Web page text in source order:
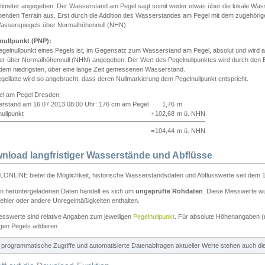
angegeben. Der Wasserstand am Pegel sagt somit weder etwas über die lokale
Terrain aus. Erst durch die Addition des Wasserstandes am Pegel mit dem
über Normalhöhennull (NHN).
(PNP):
eines Pegels ist, im Gegensatz zum Wasserstand am Pegel, absolut und wird
über Normalhöhennull (NHN) angegeben. Der Wert des Pegelnullpunktes wird durch den
niedrigsten, über eine lange Zeit gemessenen Wasserstand.
wird so angebracht, dass deren Nullmarkierung dem Pegelnullpunkt entspricht.
am Pegel Dresden:
am 16.07.2013 08:00 Uhr: 176 cm am Pegel
1,76 m
+102,68 m ü. NHN
=104,44 m ü. NHN
langfristiger Wasserstände und Abflüsse
bietet die Möglichkeit, historische Wasserstandsdaten und Abflusswerte seit dem
heruntergeladenen Daten handelt es sich um ungeprüfte Rohdaten . Diese Messwerte
oder andere Unregelmäßigkeiten enthalten.
sind relative Angaben zum jeweiligen Pegelnullpunkt . Für absolute
Pegels addieren.
programmatische Zugriffe und automatisierte Datenabfragen aktueller Werte stehen auch